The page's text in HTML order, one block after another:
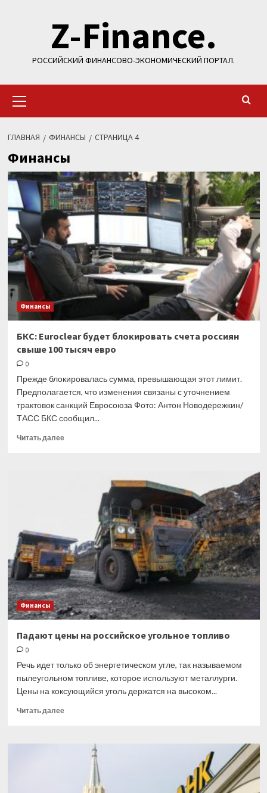
содержимомуZ-Finance.
РОССИЙСКИЙ ФИНАНСОВО-ЭКОНОМИЧЕСКИЙ ПОРТАЛ.
меню
ГЛАВНАЯ ФИНАНСЫ СТРАНИЦА 4
Финансы
Финансы
БКС: Euroclear будет блокировать счета россиян
свыше 100 тысяч евро
0
Прежде блокировалась сумма, превышающая этот лимит.
Предполагается, что изменения связаны с уточнением
трактовок санкций Евросоюза Фото: Антон Новодережкин/
ТАСС БКС сообщил...
Читать далееПрочитать
блокировать
свыше
100
тысяч
евро
Финансы
Падают цены на российское угольное топливо
0
Речь идет только об энергетическом угле, так называемом
пылеугольном топливе, которое используют металлурги.
Цены на коксующийся уголь держатся на высоком...
Читать далееПрочитать
российское
угольное